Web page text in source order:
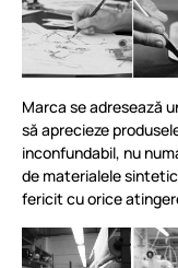
Marca se adresează
să aprecieze
inconfundabil, nu
de materialele
fericit cu orice